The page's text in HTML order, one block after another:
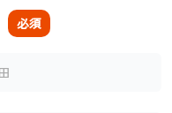
必須